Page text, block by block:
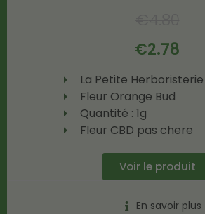
€2.78
La Petite Herboristerie
Fleur Orange Bud
Quantité : 1g
Fleur CBD pas chere
Voir le produit
En savoir plus